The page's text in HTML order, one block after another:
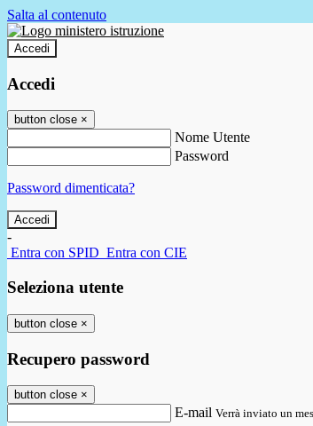
Salta al contenuto
Accedi
Accedi
button close ×
Nome Utente
Password
Password dimenticata?
-
Entra con SPID Entra con CIE
Seleziona utente
button close ×
Recupero password
button close ×
E-mail Verrà inviato un